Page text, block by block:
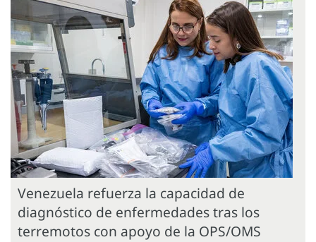
Venezuela refuerza la capacidad de
diagnóstico de enfermedades tras los
terremotos con apoyo de la OPS/OMS